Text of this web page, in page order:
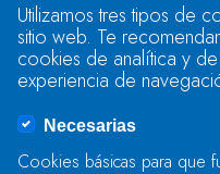
Se produjo un
"text".
Se produjo un
Utilizamos tres tipos de
sitio web. Te
cookies de analítica y
experiencia de
Necesarias
Cookies básicas para que